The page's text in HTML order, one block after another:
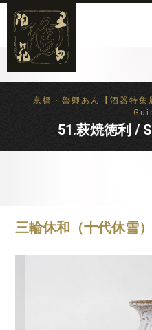
京橋・魯卿あん【酒器特
51.萩焼徳利 /
三輪休和（十代休雪）